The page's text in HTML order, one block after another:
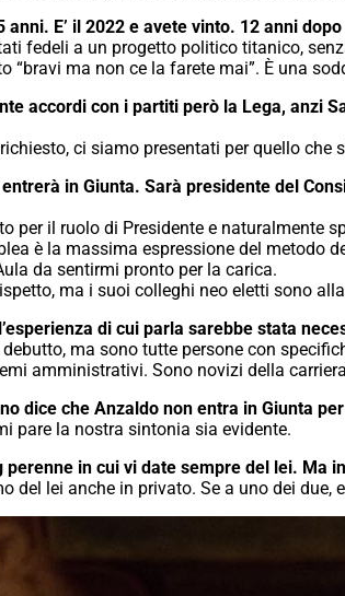
anni. E’ il 2022 e avete vinto. 12 anni
fedeli a un progetto politico titanico,
“bravi ma non ce la farete mai”. È una
accordi con i partiti però la Lega, anzi
ci siamo presentati per quello che
entrerà in Giunta. Sarà presidente del
per il ruolo di Presidente e naturalmente
è la massima espressione del metodo
da sentirmi pronto per la carica.
ma i suoi colleghi neo eletti sono
di cui parla sarebbe stata
debutto, ma sono tutte persone con
amministrativi. Sono novizi della
dice che Anzaldo non entra in Giunta
pare la nostra sintonia sia evidente.
perenne in cui vi date sempre del lei. Ma
del lei anche in privato. Se a uno dei due,